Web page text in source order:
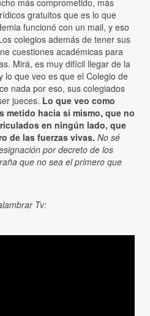
más comprometido, más
gratuitos que es lo que
funcionó con un mail, y eso
colegios además de tener sus
cuestiones académicas para
Mirá, es muy difícil llegar de la
lo que veo es que el Colegio de
nada por eso, sus colegiados
jueces. Lo que veo como
metido hacia si mismo, que no
en ningún lado, que
de las fuerzas vivas. No sé
por decreto de los
que no sea el primero que
Tv: